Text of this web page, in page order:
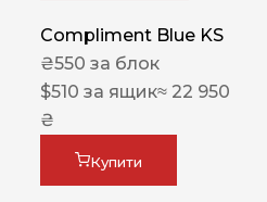
Compliment Blue KS
₴550 за блок
$510 за ящик≈ 22 950
₴
Купити